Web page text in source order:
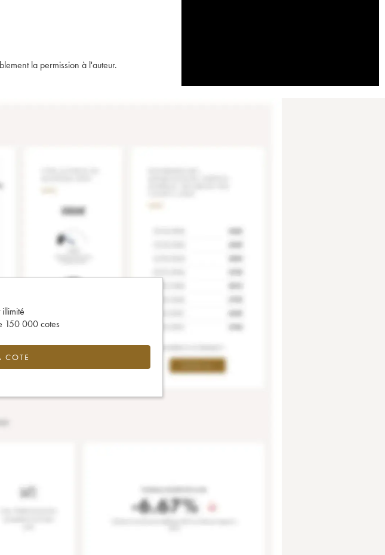
la permission à l'auteur.
150 000 cotes
COTE